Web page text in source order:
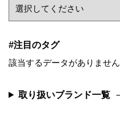
#注目のタグ
該当するデータがありません
取り扱いブランド一覧